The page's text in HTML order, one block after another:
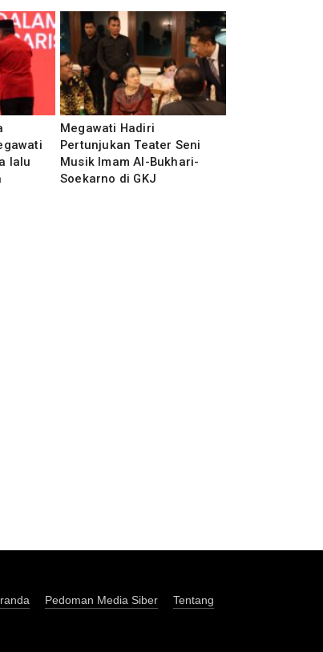
lalu
Megawati Hadiri
Pertunjukan Teater Seni
Musik Imam Al-Bukhari-
Soekarno di GKJ
Pedoman Media Siber Tentang